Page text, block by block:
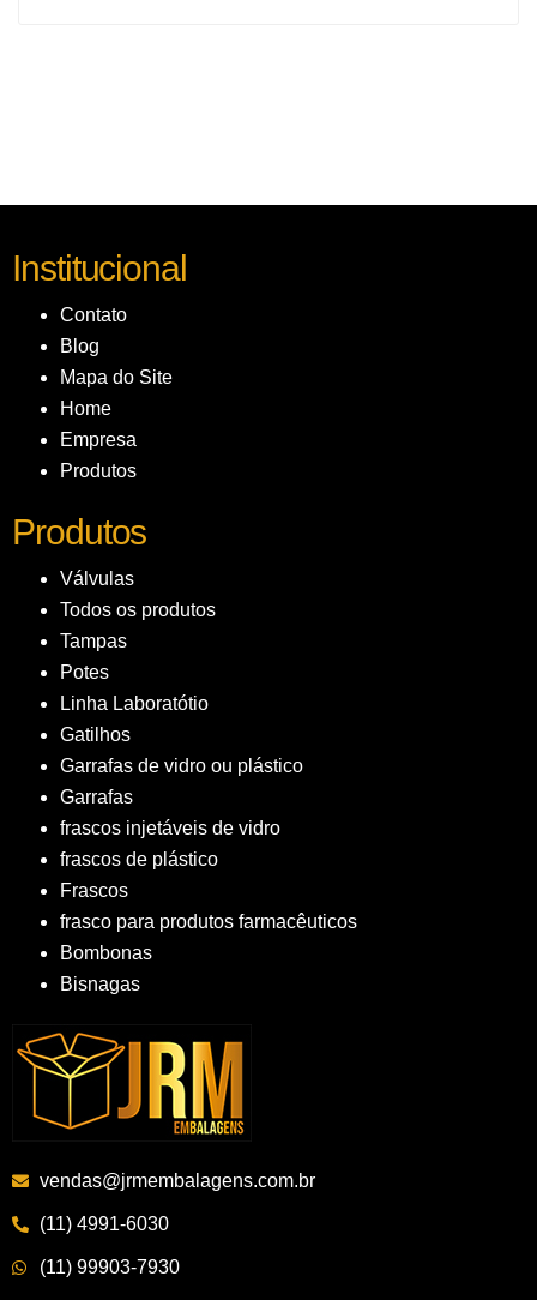
Institucional
Contato
Blog
Mapa do Site
Home
Empresa
Produtos
Produtos
Válvulas
Todos os produtos
Tampas
Potes
Linha Laboratótio
Gatilhos
Garrafas de vidro ou plástico
Garrafas
frascos injetáveis de vidro
frascos de plástico
Frascos
frasco para produtos farmacêuticos
Bombonas
Bisnagas
vendas@jrmembalagens.com.br
(11) 4991-6030
(11) 99903-7930